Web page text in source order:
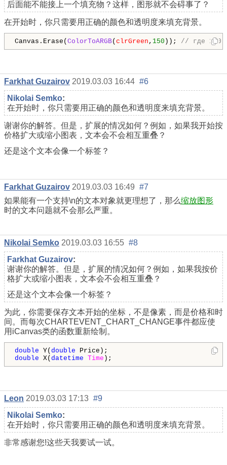
后面能不能接上一个填充物？这样，图形就不会碍事了？
在开始时，你只需要用正确的颜色和透明度来填充背景。
Canvas.Erase(ColorToARGB(clrGreen , 150 )); // где 150-
Farkhat Guzairov 2019.03.03 16:44 #6
Nikolai Semko:
在开始时，你只需要用正确的颜色和透明度来填充背景。
谢谢你的解答。但是，扩展的情况如何？例如，如果我开始按
价格扩大或缩小图表，文本会不会相互重叠？
还是这个文本会像一个标签？
Farkhat Guzairov 2019.03.03 16:49 #7
如果能有一个支持\n的文本对象就更理想了，那么缩放图形
时的文本问题就不会那么严重。
Nikolai Semko 2019.03.03 16:55 #8
Farkhat Guzairov:
谢谢你的解答。但是，扩展的情况如何？例如，如果我按价
格扩大或缩小图表，文本会不会相互重叠？
还是这个文本会像一个标签？
为此，你需要保存文本开始的坐标，不是像素，而是价格和时
间。而每次CHARTEVENT_CHART_CHANGE事件都应使
用iCanvas类的函数重新绘制。
double Y( double
double X( datetime Time );
Leon 2019.03.03 17:13 #9
Nikolai Semko:
在开始时，你只需要用正确的颜色和透明度来填充背景。
非常感谢您!这些天我要试一试。